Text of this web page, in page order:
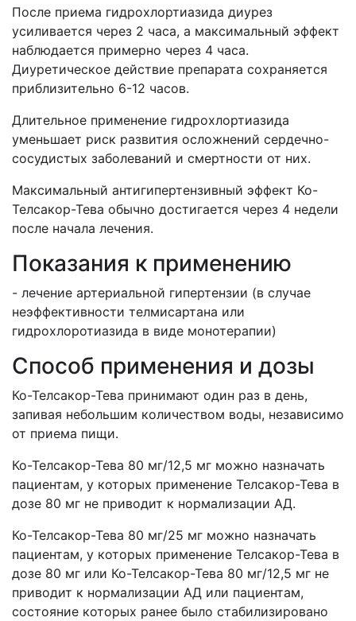
После приема гидрохлортиазида диурез
усиливается через 2 часа, а максимальный эффект
наблюдается примерно через 4 часа.
Диуретическое действие препарата сохраняется
приблизительно 6-12 часов.
Длительное применение гидрохлортиазида
уменьшает риск развития осложнений сердечно-
сосудистых заболеваний и смертности от них.
Максимальный антигипертензивный эффект Ко-
Телсакор-Тева обычно достигается через 4 недели
после начала лечения.
Показания к применению
- лечение артериальной гипертензии (в случае
неэффективности телмисартана или
гидрохлоротиазида в виде монотерапии)
Способ применения и дозы
Ко-Телсакор-Тева принимают один раз в день,
запивая небольшим количеством воды, независимо
от приема пищи.
Ко-Телсакор-Тева 80 мг/12,5 мг можно назначать
пациентам, у которых применение Телсакор-Тева в
дозе 80 мг не приводит к нормализации АД.
Ко-Телсакор-Тева 80 мг/25 мг можно назначать
пациентам, у которых применение Телсакор-Тева в
дозе 80 мг или Ко-Телсакор-Тева 80 мг/12,5 мг не
приводит к нормализации АД или пациентам,
состояние которых ранее было стабилизировано